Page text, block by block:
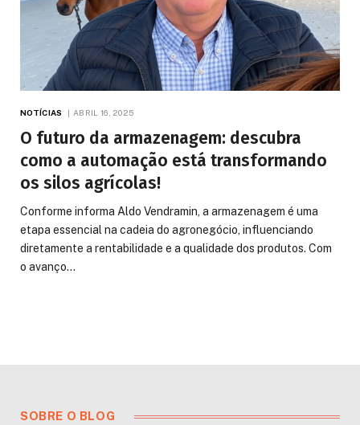
NOTÍCIAS ABRIL 16, 2025
O futuro da armazenagem: descubra
como a automação está transformando
os silos agrícolas!
Conforme informa Aldo Vendramin, a armazenagem é uma
etapa essencial na cadeia do agronegócio, influenciando
diretamente a rentabilidade e a qualidade dos produtos. Com
o avanço…
SOBRE O BLOG